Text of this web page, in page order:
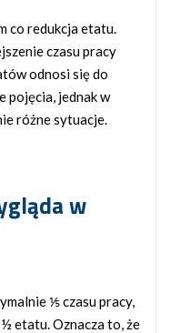
co redukcja etatu.
czasu pracy
odnosi się do
pojęcia, jednak w
różne sytuacje.
w
⅕ czasu pracy,
etatu. Oznacza to, że